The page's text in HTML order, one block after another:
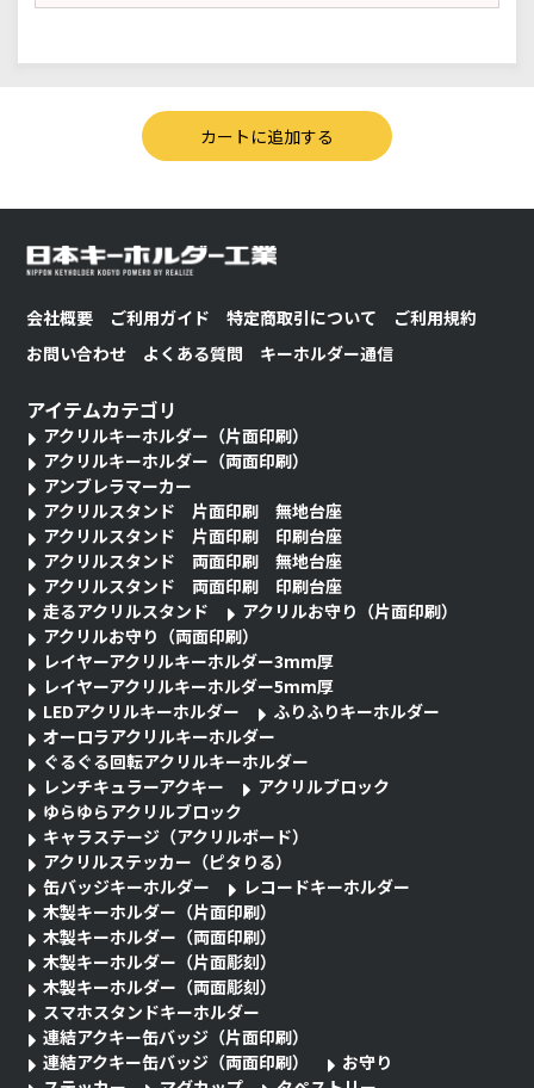
会社概要 ご利用ガイド 特定商取引について
ご利用規約
お問い合わせ
よくある質問 キーホルダー通信
アイテムカテゴリ
アクリルキーホルダー（片面印刷）
アクリルキーホルダー（両面印刷）
アンブレラマーカー
アクリルスタンド 片面印刷 無地台座
アクリルスタンド 片面印刷 印刷台座
アクリルスタンド 両面印刷 無地台座
アクリルスタンド 両面印刷 印刷台座
走るアクリルスタンド
アクリルお守り（片面印刷）
アクリルお守り（両面印刷）
レイヤーアクリルキーホルダー3mm厚
レイヤーアクリルキーホルダー5mm厚
LEDアクリルキーホルダー
ふりふりキーホルダー
オーロラアクリルキーホルダー
ぐるぐる回転アクリルキーホルダー
レンチキュラーアクキー
アクリルブロック
ゆらゆらアクリルブロック
キャラステージ（アクリルボード）
アクリルステッカー（ピタりる）
缶バッジキーホルダー
レコードキーホルダー
木製キーホルダー（片面印刷）
木製キーホルダー（両面印刷）
木製キーホルダー（片面彫刻）
木製キーホルダー（両面彫刻）
スマホスタンドキーホルダー
連結アクキー缶バッジ（片面印刷）
連結アクキー缶バッジ（両面印刷）
お守り